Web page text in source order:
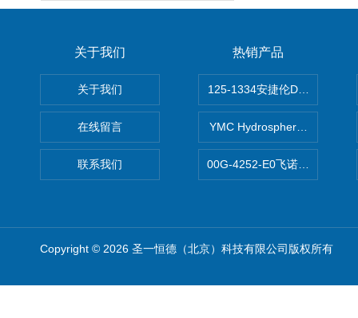
关于我们
关于我们
在线留言
联系我们
热销产品
125-1334安捷伦DB-624色谱
YMC Hydrosphere C18亲水
00G-4252-E0飞诺美Luna
Copyright © 2026 圣一恒德（北京）科技有限公司版权所有